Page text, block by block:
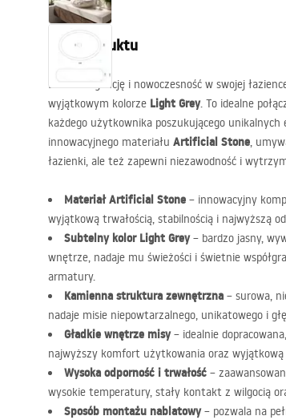
Akcesoria i meble łazienkowe
Opis produktu
Doceń elegancję i nowoczesność w swojej
wyjątkowym kolorze Light Grey. To idealne
każdego użytkownika poszukującego
innowacyjnego materiału Artificial Stone,
łazienki, ale też zapewni niezawodność i
Materiał Artificial Stone – innowacyjny
wyjątkową trwałością, stabilnością i najwyższą
Subtelny kolor Light Grey– bardzo jasny,
wnętrze, nadaje mu świeżości i świetnie
armatury.
Kamienna struktura zewnętrzna – surowa,
nadaje misie niepowtarzalnego, unikatowego i
Gładkie wnętrze misy– idealnie
najwyższy komfort użytkowania oraz
Wysoka odporność i trwałość –
wysokie temperatury, stały kontakt z wilgocią
Sposób montażu nablatowy– pozwala na